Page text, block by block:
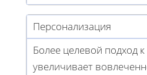
Персонализация
Более целевой подход
увеличивает